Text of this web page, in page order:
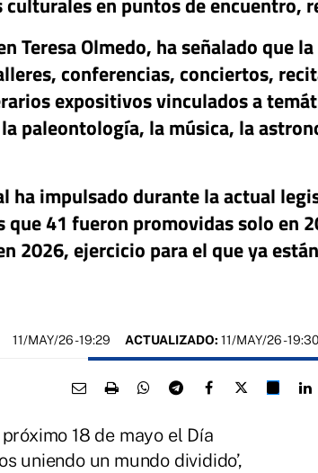
Teresa Olmedo, ha señalado que
conferencias, conciertos,
expositivos vinculados a
paleontología, la música, la
ha impulsado durante la actual
41 fueron promovidas solo en
2026, ejercicio para el que ya
11/MAY/26- 19:29 ACTUALIZADO: 11/MAY/26 - 19:30
18 de mayo el Día
uniendo un mundo dividido’,